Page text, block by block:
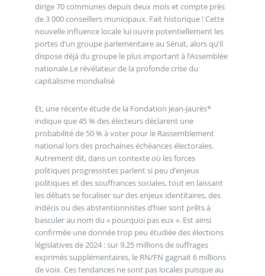
dirige 70 communes depuis deux mois et compte près
de 3 000 conseillers municipaux. Fait historique ! Cette
nouvelle influence locale lui ouvre potentiellement les
portes d’un groupe parlementaire au Sénat, alors qu’il
dispose déjà du groupe le plus important à l’Assemblée
nationale.Le révélateur de la profonde crise du
capitalisme mondialisé
Et, une récente étude de la Fondation Jean-Jaurès*
indique que 45 % des électeurs déclarent une
probabilité de 50 % à voter pour le Rassemblement
national lors des prochaines échéances électorales.
Autrement dit, dans un contexte où les forces
politiques progressistes parlent si peu d’enjeux
politiques et des souffrances sociales, tout en laissant
les débats se focaliser sur des enjeux identitaires, des
indécis ou des abstentionnistes d’hier sont prêts à
basculer au nom du « pourquoi pas eux ». Est ainsi
confirmée une donnée trop peu étudiée des élections
législatives de 2024 : sur 9,25 millions de suffrages
exprimés supplémentaires, le RN/FN gagnait 6 millions
de voix. Ces tendances ne sont pas locales puisque au